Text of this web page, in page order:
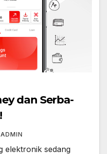
dan Serba-
ADMIN
elektronik sedang